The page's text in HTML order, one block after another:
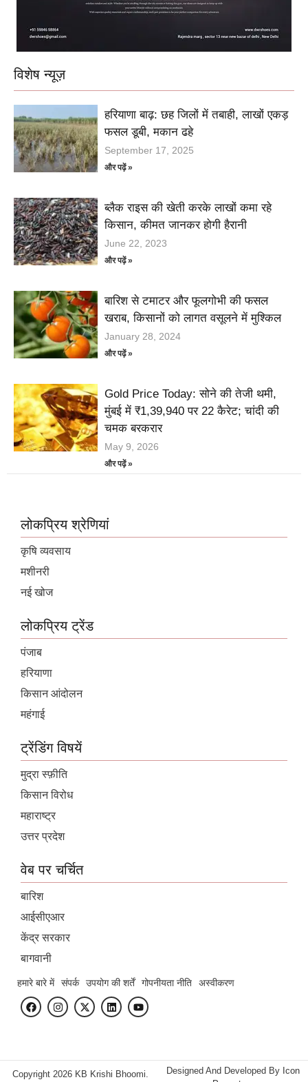
विशेष न्यूज़
हरियाणा बाढ़: छह जिलों में तबाही, लाखों एकड़
फसल डूबी, मकान ढहे
September 17, 2025
और पढ़ें »
ब्लैक राइस की खेती करके लाखों कमा रहे
किसान, कीमत जानकर होगी हैरानी
June 22, 2023
और पढ़ें »
बारिश से टमाटर और फूलगोभी की फसल
खराब, किसानों को लागत वसूलने में मुश्किल
January 28, 2024
और पढ़ें »
Gold Price Today: सोने की तेजी थमी,
मुंबई में ₹1,39,940 पर 22 कैरेट; चांदी की
चमक बरकरार
May 9, 2026
और पढ़ें »
लोकप्रिय श्रेणियां
कृषि व्यवसाय
मशीनरी
नई खोज
लोकप्रिय ट्रेंड
पंजाब
हरियाणा
किसान आंदोलन
महंगाई
ट्रेंडिंग विषयें
मुद्रा स्फ़ीति
किसान विरोध
महाराष्ट्र
उत्तर प्रदेश
वेब पर चर्चित
बारिश
आईसीएआर
केंद्र सरकार
बागवानी
हमारे बारे में संपर्क उपयोग की शर्तें गोपनीयता नीति अस्वीकरण
Copyright 2026 KB Krishi Bhoomi.
Designed And Developed By Icon